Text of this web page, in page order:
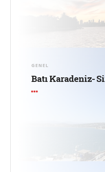
GENEL
Batı Karadeniz-